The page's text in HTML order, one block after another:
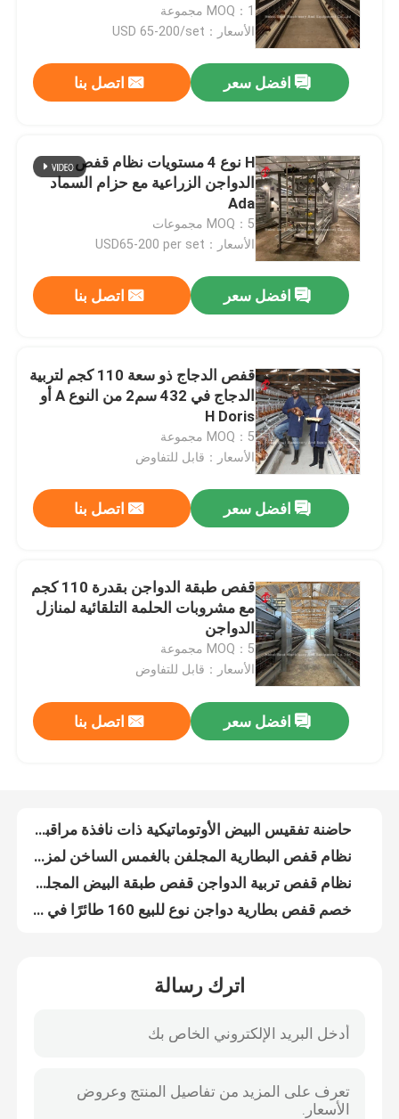
منزل
المنتجات
حول بنا
ضبط الجودة
اتصل بنا
نظام قفص البطارية طبقة
MOQ：1 مجموعة
الأسعار：USD 65-200/set
افضل سعر اتصل بنا
H نوع 4 مستويات نظام قفص
الدواجن الزراعية مع حزام السماد
Ada
MOQ：5 مجموعات
الأسعار：USD65-200 per set
افضل سعر اتصل بنا
قفص الدجاج ذو سعة 110 كجم لتربية
الدجاج في 432 سم2 من النوع A أو
H Doris
MOQ：5 مجموعة
الأسعار：قابل للتفاوض
افضل سعر اتصل بنا
قفص طبقة الدواجن بقدرة 110 كجم
مع مشروبات الحلمة التلقائية لمنازل
الدواجن
MOQ：5 مجموعة
الأسعار：قابل للتفاوض
افضل سعر اتصل بنا
حاضنة تفقيس البيض الأوتوماتيكية ذات نافذة مراقبة مزدوجة الطبقة 220 فولت
A نوع بطارية الدواجن قفص 120 الطيور الدجاج وضع البيض قفص أفريقيا دوريس
نيجيريا مستودع قسط وديلوكس نظام قفص بطارية الدواجن لطبقة الدجاج ساندي
سعر قفص بطارية الدجاج 4 طبقات في نيجيريا ، ارتفع قفص طبقة الدجاج 5 أبواب
نظام قفص البطارية الأوتوماتيكي بطبقة تجارية قفص الدجاج 3 طبقات Hot Sale Rose
اترك رسالة